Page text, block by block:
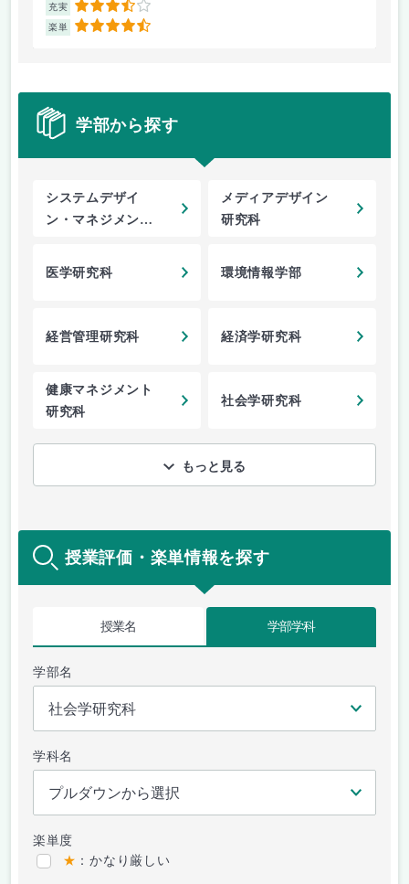
充実 3.5
楽単 4.5
学部から探す
システムデザイ
ン・マネジメント
メディアデザイン
研究科
医学研究科 環境情報学部
経営管理研究科 経済学研究科
健康マネジメント
研究科
社会学研究科
もっと見る
授業評価・楽単情報を探す
授業名 学部学科
学部名
学科名
楽単度
★ ：かなり厳しい